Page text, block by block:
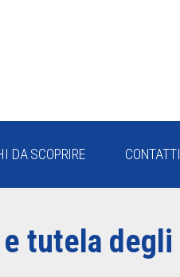
DA SCOPRIRE CONTATTI
tutela degli